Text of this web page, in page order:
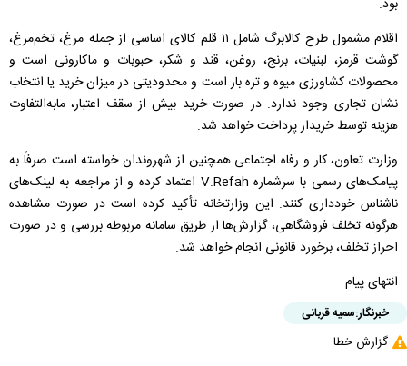
بود.
اقلام مشمول طرح کالابرگ شامل ۱۱ قلم کالای اساسی از جمله مرغ، تخم‌مرغ،
گوشت قرمز، لبنیات، برنج، روغن، قند و شکر، حبوبات و ماکارونی است و
محصولات کشاورزی میوه و تره بار است و محدودیتی در میزان خرید یا انتخاب
نشان تجاری وجود ندارد. در صورت خرید بیش از سقف اعتبار، مابه‌التفاوت
هزینه توسط خریدار پرداخت خواهد شد.
وزارت تعاون، کار و رفاه اجتماعی همچنین از شهروندان خواسته است صرفاً به
پیامک‌های رسمی با سرشماره V.Refah اعتماد کرده و از مراجعه به لینک‌های
ناشناس خودداری کنند. این وزارتخانه تأکید کرده است در صورت مشاهده
هرگونه تخلف فروشگاهی، گزارش‌ها از طریق سامانه مربوطه بررسی و در صورت
احراز تخلف، برخورد قانونی انجام خواهد شد.
انتهای پیام
خبرنگار:سمیه قربانی
گزارش خطا